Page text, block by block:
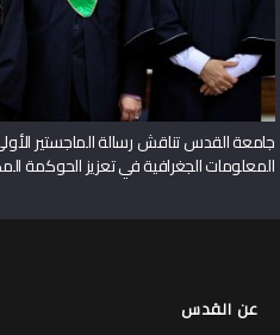
جامعة القدس تناقش رسالة الماجستير
المعلومات الجغرافية في تعزيز الحوكمة
عن القدس